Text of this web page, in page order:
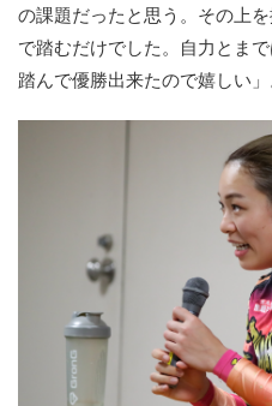
の課題だったと思う。その上
で踏むだけでした。自力とま
踏んで優勝出来たので嬉しい」